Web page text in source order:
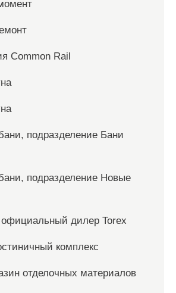
Common Rail
подразделение Бани
подразделение Новые
официальный дилер Torex
комплекс
отделочных материалов